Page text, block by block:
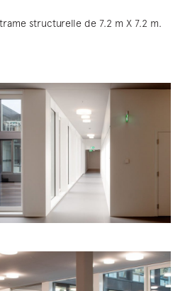
structurelle de 7.2 m X 7.2 m.